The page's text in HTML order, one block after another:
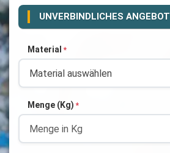
UNVERBINDLICHES ANGEBOT
Material *
Menge (Kg) *